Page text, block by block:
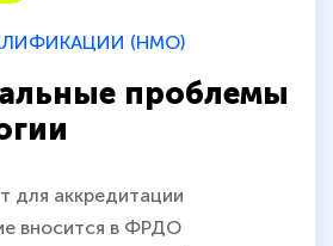
(НМО)
проблемы
для аккредитации
вносится в ФРДО